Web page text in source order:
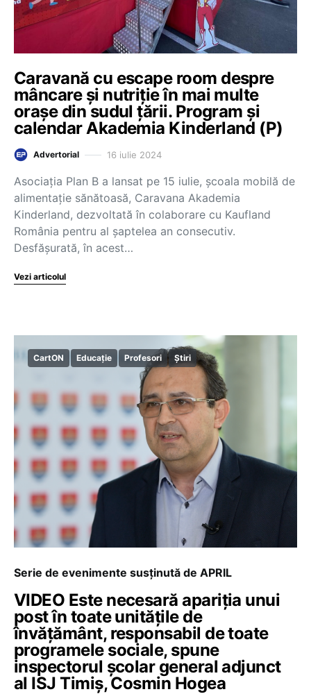
Caravană cu escape room despre
mâncare și nutriție în mai multe
orașe din sudul țării. Program și
calendar Akademia Kinderland (P)
Advertorial 16 iulie 2024
Asociația Plan B a lansat pe 15 iulie, școala mobilă de
alimentație sănătoasă, Caravana Akademia
Kinderland, dezvoltată în colaborare cu Kaufland
România pentru al șaptelea an consecutiv.
Desfășurată, în acest…
Vezi articolul
CartON Educație Profesori Știri
Serie de evenimente susținută de APRIL
VIDEO Este necesară apariția unui
post în toate unitățile de
învățământ, responsabil de toate
programele sociale, spune
inspectorul școlar general adjunct
al ISJ Timiș, Cosmin Hogea